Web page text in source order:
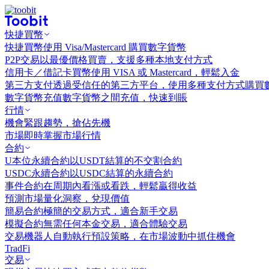
快捷買幣
快捷買幣使用 Visa/Mastercard 購買數字貨幣
P2P交易 以最優價格買賣，支援多種本地支付方式
信用卡／借記卡買幣使用 VISA 或 Mastercard，輕鬆入金
第三方支付透過受信任的第三方平台，使用多種支付方式購買
數字貨幣充值數字貨幣之間充值，快速到賬
行情
機會緊跟趨勢，搶佔先機
市場即時掌握市場行情
合約
U本位永續合約 以USDT結算的不交割合約
USDC永續合約 以USDC結算的永續合約
事件合約在周期內看漲或看跌，輕鬆贏得收益
預測市場量化洞察，兌現價值
簡易合約極簡的交易方式，適合新手交易
模擬合約無需任何本金交易，適合體驗交易
交易機器人 自動執行預設策略，在市場波動中抓住機會
TradFi
交易